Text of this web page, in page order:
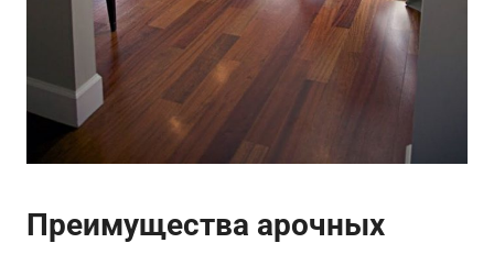
Преимущества арочных